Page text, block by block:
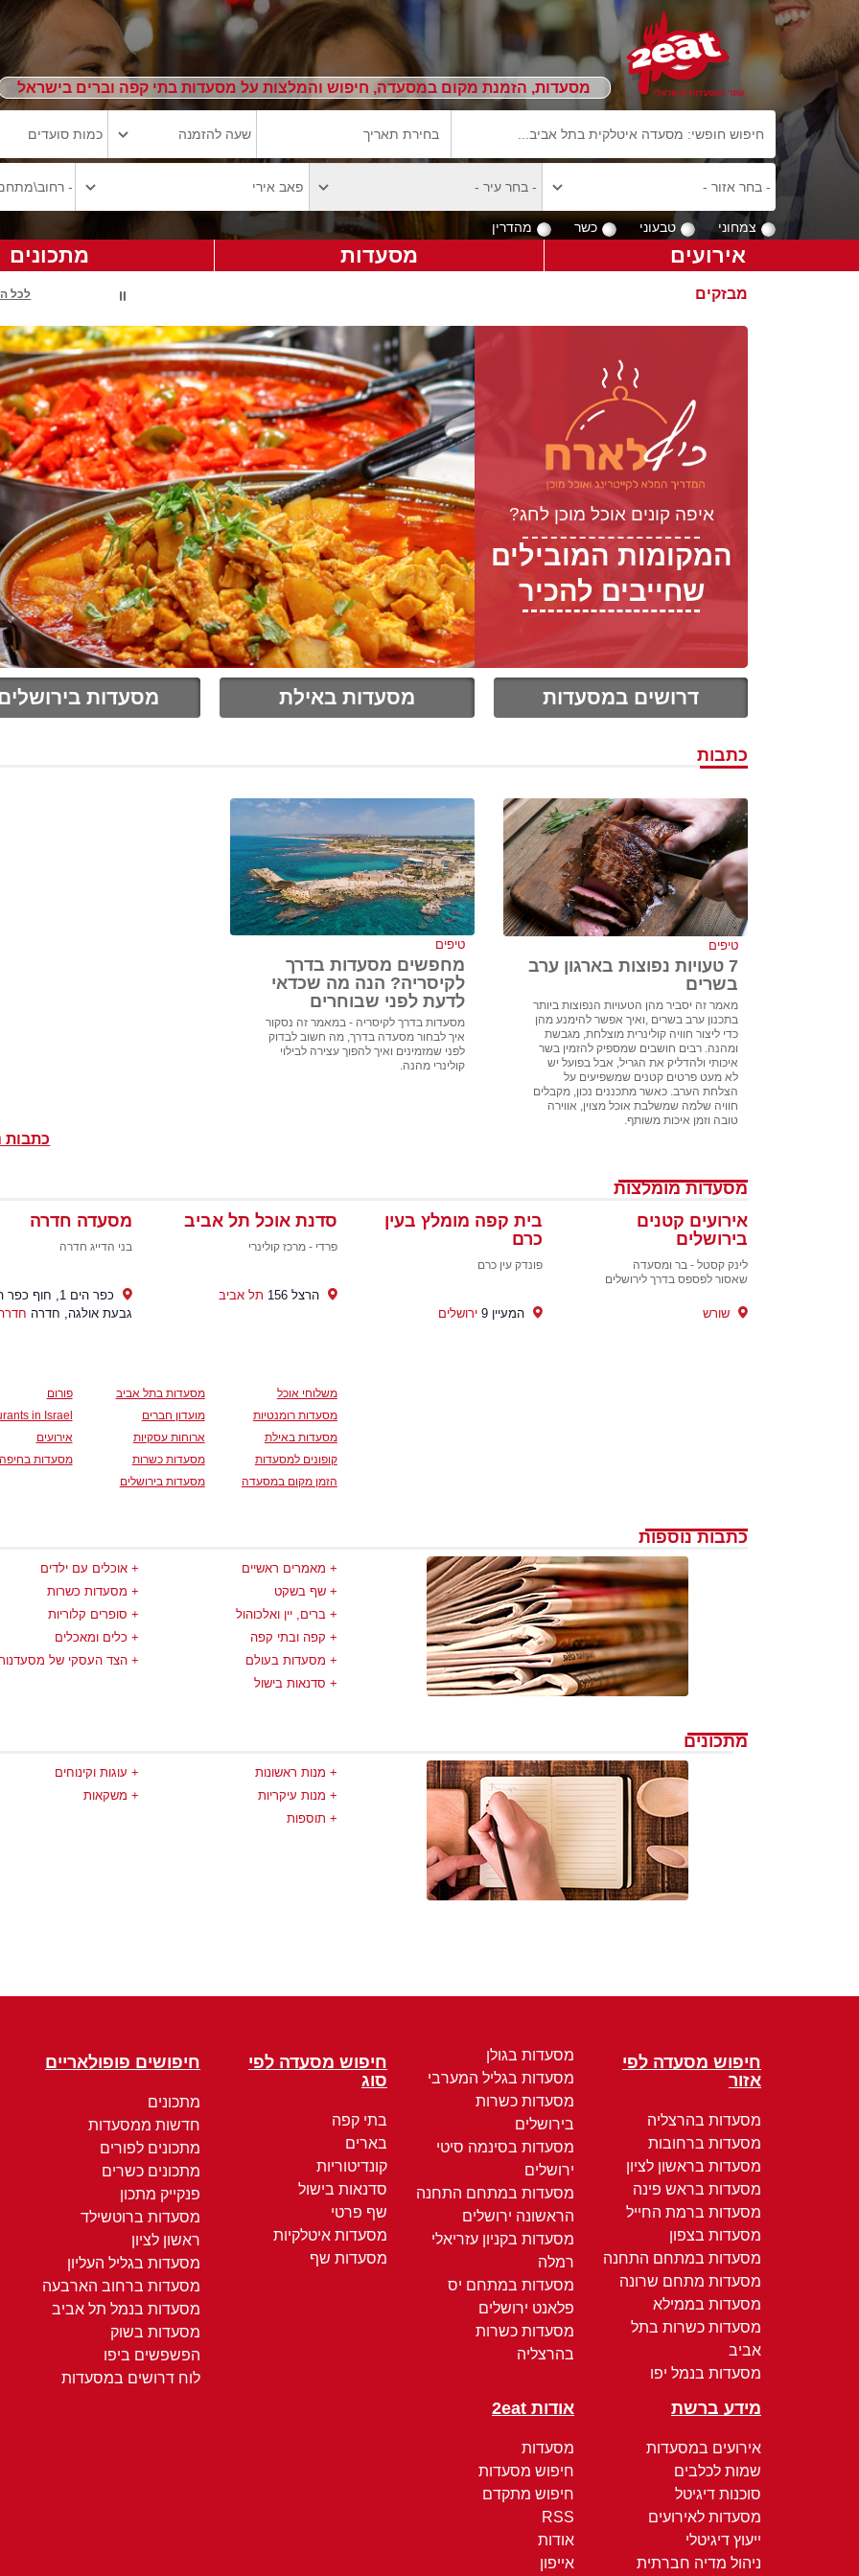
מסעדות, הזמנת מקום במסעדה, חיפוש והמלצות על מסעדות בתי קפה וברים בישראל
צמחוני טבעוני כשר מהדרין
אירועים מסעדות מתכונים
מבזקים לכל
איפה קונים אוכל מוכן לחג?
המקומות המובילים
שחייבים להכיר
דרושים במסעדות מסעדות באילת מסעדות
כתבות
טיפים
7 טעויות נפוצות בארגון ערב
בשרים
מאמר זה יסביר מהן הטעויות הנפוצות ביותר
בתכנון ערב בשרים ,ואיך אפשר להימנע מהן
כדי ליצור חוויה קולינרית מוצלחת, מגבשת
ומהנה. רבים חושבים שמספיק להזמין בשר
איכותי ולהדליק את הגריל, אבל בפועל יש
לא מעט פרטים קטנים שמשפיעים על
הצלחת הערב. כאשר מתכננים נכון, מקבלים
חוויה שלמה שמשלבת אוכל מצוין, אווירה
טובה וזמן איכות משותף.
טיפים
מחפשים מסעדות בדרך
לקיסריה? הנה מה שכדאי
לדעת לפני שבוחרים
מסעדות בדרך לקיסריה - במאמר זה נסקור
איך לבחור מסעדה בדרך, מה חשוב לבדוק
לפני שמזמינים ואיך להפוך עצירה לבילוי
קולינרי מהנה.
כתבות
מסעדות מומלצות
אירועים קטנים
בירושלים
לינק קסטל - בר ומסעדה
שאסור לפספס בדרך לירושלים
שורש
בית קפה מומלץ בעין
כרם
פונדק עין כרם
המעיין 9 ירושלים
סדנת אוכל תל אביב
פרדי - מרכז קולינרי
הרצל 156 תל אביב
מסעדה חדרה
בני הדייג חדרה
כפר הים 1, חוף
גבעת אולגה, חדרה
משלוחי אוכל
מסעדות רומנטיות
מסעדות באילת
קופונים למסעדות
הזמן מקום במסעדה
מסעדות בתל אביב
מועדון חברים
ארוחות עסקיות
מסעדות כשרות
מסעדות בירושלים
פורום
in Israel
אירועים
מסעדות בחיפה
כתבות נוספות
מאמרים ראשיים
שף בשקט
ברים, יין ואלכוהול
קפה ובתי קפה
מסעדות בעולם
סדנאות בישול
אוכלים עם ילדים
מסעדות כשרות
סופרים קלוריות
כלים ומאכלים
הצד העסקי של
מתכונים
מנות ראשונות
מנות עיקריות
תוספות
עוגות וקינוחים
משקאות
חיפוש מסעדה לפי
אזור
מסעדות בהרצליה
מסעדות ברחובות
מסעדות בראשון לציון
מסעדות בראש פינה
מסעדות ברמת החייל
מסעדות בצפון
מסעדות במתחם התחנה
מסעדות מתחם שרונה
מסעדות בממילא
מסעדות כשרות בתל
אביב
מסעדות בנמל יפו
מסעדות בגולן
מסעדות בגליל המערבי
מסעדות כשרות
בירושלים
מסעדות בסינמה סיטי
ירושלים
מסעדות במתחם התחנה
הראשונה ירושלים
מסעדות בקניון עזריאלי
רמלה
מסעדות במתחם יס
פלאנט ירושלים
מסעדות כשרות
בהרצליה
חיפוש מסעדה לפי
סוג
בתי קפה
בארים
קונדיטוריות
סדנאות בישול
שף פרטי
מסעדות איטלקיות
מסעדות שף
חיפושים פופולאריים
מתכונים
חדשות ממסעדות
מתכונים לפורים
מתכונים כשרים
פנקייק מתכון
מסעדות ברוטשילד
ראשון לציון
מסעדות בגליל העליון
מסעדות ברחוב הארבעה
מסעדות בנמל תל אביב
מסעדות בשוק
הפשפשים ביפו
לוח דרושים במסעדות
מידע ברשת
אירועים במסעדות
שמות לכלבים
סוכנות דיגיטל
מסעדות לאירועים
ייעוץ דיגיטלי
ניהול מדיה חברתית
אודות 2eat
מסעדות
חיפוש מסעדות
חיפוש מתקדם
RSS
אודות
אייפון